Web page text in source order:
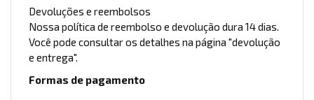
Devoluções e reembolsos
Nossa política de reembolso e devolução dura 14 dias.
Você pode consultar os detalhes na página "devolução
e entrega".
Formas de pagamento